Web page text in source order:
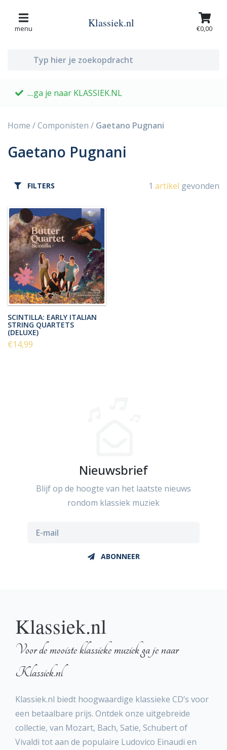
menu Klassiek.nl €0,00
....ga je naar KLASSIEK.NL
Home /Componisten / Gaetano Pugnani
Gaetano Pugnani
FILTERS 1 artikel gevonden
SCINTILLA: EARLY ITALIAN
STRING QUARTETS
(DELUXE)
€14,99
Nieuwsbrief
Blijf op de hoogte van het laatste nieuws
rondom klassiek muziek
ABONNEER
Klassiek.nl
Voor de mooiste klassieke muziek ga je naar
Klassiek.nl
Klassiek.nl biedt hoogwaardige klassieke CD’s voor
een betaalbare prijs. Ontdek onze uitgebreide
collectie, van Mozart, Bach, Satie, Schubert of
Vivaldi tot aan de populaire Ludovico Einaudi en